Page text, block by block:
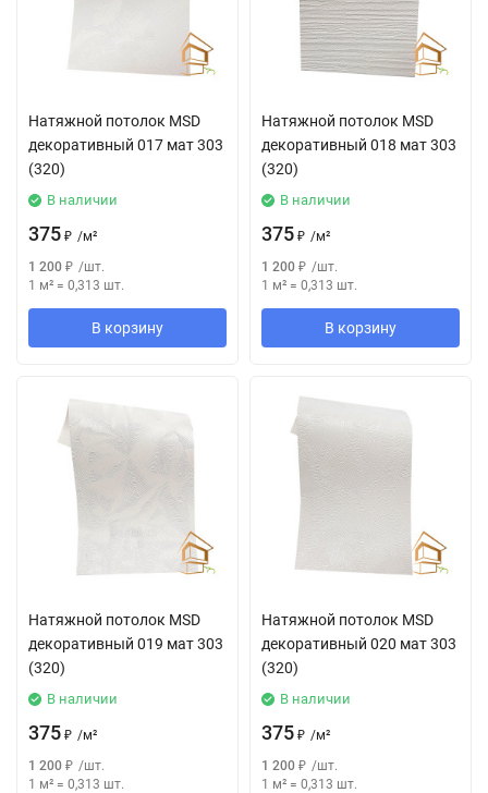
Натяжной потолок MSD
декоративный 017 мат 303
(320)
В наличии
375 ₽ /м²
1 200 ₽ /шт.
1 м² = 0,313 шт.
В корзину
Натяжной потолок MSD
декоративный 018 мат 303
(320)
В наличии
375 ₽ /м²
1 200 ₽ /шт.
1 м² = 0,313 шт.
В корзину
Натяжной потолок MSD
декоративный 019 мат 303
(320)
В наличии
375 ₽ /м²
1 200 ₽ /шт.
1 м² = 0,313 шт.
Натяжной потолок MSD
декоративный 020 мат 303
(320)
В наличии
375 ₽ /м²
1 200 ₽ /шт.
1 м² = 0,313 шт.